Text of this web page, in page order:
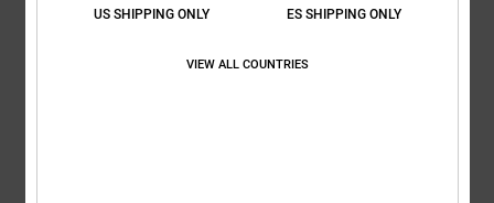
5/5
US SHIPPING ONLY ES SHIPPING ONLY
VIEW ALL COUNTRIES